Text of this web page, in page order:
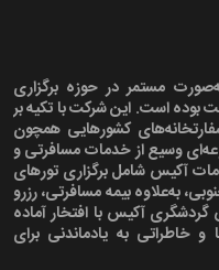
به‌صورت مستمر در حوزه برگزاری
بوده است. این شرکت با تکیه بر
کشورهایی همچون
وسیع از خدمات مسافرتی و
آکیس شامل برگزاری تورهای
به‌علاوه بیمه مسافرتی، رزرو
آکیس با افتخار آماده
و خاطراتی به یادماندنی برای